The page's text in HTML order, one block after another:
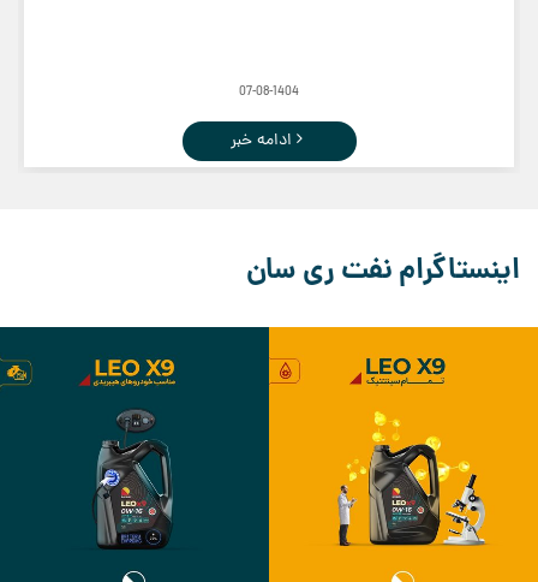
07-08-1404
ادامه خبر
اینستاگرام نفت ری سان